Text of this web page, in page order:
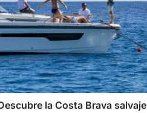
la Costa Brava salvaje